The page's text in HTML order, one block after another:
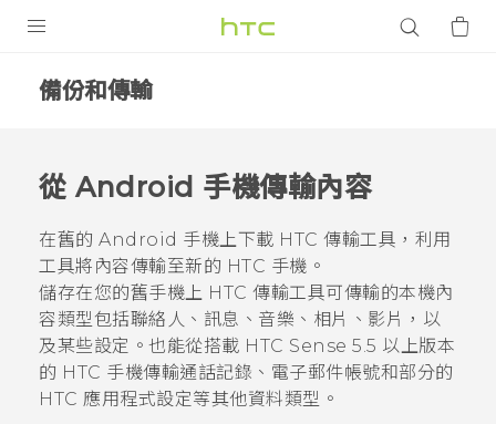
產品
G REIGNS
配件
VIVERSE
應用程式
支援服務
備份和傳輸
從 Android 手機傳輸內容
在舊的 Android 手機上下載 HTC 傳輸工具 ，利用
工具將內容傳輸至新的 HTC 手機。
儲存在您的舊手機上 HTC 傳輸工具可傳輸的本機內
容類型包括聯絡人、訊息、音樂、相片、影片，以
及某些設定。也能從搭載 HTC Sense 5.5 以上版本
的 HTC 手機傳輸通話記錄、電子郵件帳號和部分的
HTC 應用程式設定等其他資料類型。